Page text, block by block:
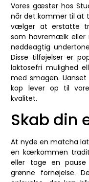
Vores gæster hos
når det kommer til at
vælger at erstatte
som havremælk eller
nøddeagtig
Disse tilføjelser er
laktosefri mulighed
med smagen.
kop lever op til
kvalitet.
Skab din
At nyde en matcha
en kærkommen
eller tage en
grønne fornøjelse.